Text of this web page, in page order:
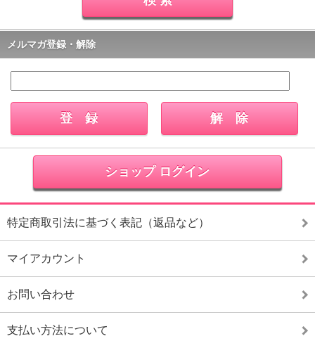
メルマガ登録・解除
ショップ ログイン
特定商取引法に基づく表記（返品など）
マイアカウント
お問い合わせ
支払い方法について